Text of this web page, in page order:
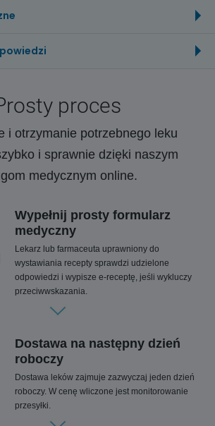
proces
i otrzymanie potrzebnego leku
i sprawnie dzięki naszym
medycznym online.
Wypełnij prosty formularz
medyczny
Lekarz lub farmaceuta uprawniony do
wystawiania recepty sprawdzi udzielone
odpowiedzi i wypisze e-receptę, jeśli wykluczy
przeciwwskazania.
Dostawa na następny dzień
roboczy
Dostawa leków zajmuje zazwyczaj jeden dzień
roboczy. W cenę wliczone jest monitorowanie
przesyłki.